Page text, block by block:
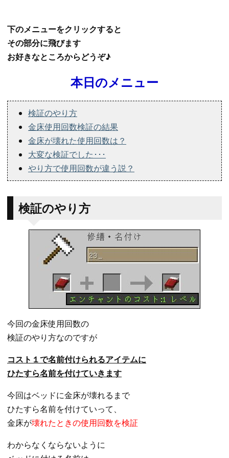
下のメニューをクリックすると
その部分に飛びます
お好きなところからどうぞ♪
本日のメニュー
検証のやり方
金床使用回数検証の結果
金床が壊れた使用回数は？
大変な検証でした･･･
やり方で使用回数が違う説？
検証のやり方
今回の金床使用回数の
検証のやり方なのですが
コスト１で名前付けられるアイテムに
ひたすら名前を付けていきます
今回はベッドに金床が壊れるまで
ひたすら名前を付けていって、
金床が壊れたときの使用回数を検証
わからなくならないように